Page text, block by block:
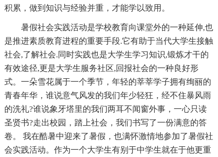
积累，做到知识与经验并重，才能学以致用。
暑假社会实践活动是学校教育向课堂外的一种延伸,也
是推进素质教育进程的重要手段.它有助于当代大学生接触
社会,了解社会.同时实践也是大学生学习知识,锻炼才干的
有效途径,更是大学生服务社区,回报社会的一种良好形
式。一朵雪花属于一个季节，年轻的莘莘学子拥有绚丽的
青春年华，谁说意气风发的我们年少轻狂，经不住暴风雨
的洗礼?谁说象牙塔里的我们两耳不闻窗外事，一心只读
圣贤书?走出校园，踏上社会，我们书写了一份满意的答
卷。 我在酷暑中迎来了暑假，也满怀激情地参加了暑假社
会实践活动。作为一个大学生有别于中学生就在于他更重